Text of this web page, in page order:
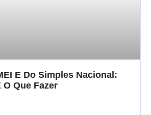
E Do Simples Nacional:
Que Fazer